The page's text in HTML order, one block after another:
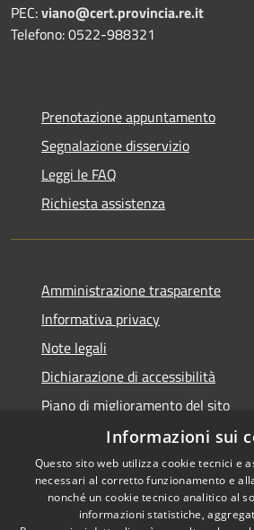
PEC:viano@cert.provincia.re.it
Telefono: 0522-988321
Prenotazione appuntamento
Segnalazione disservizio
Leggi le FAQ
Richiesta assistenza
Amministrazione trasparente
Informativa privacy
Note legali
Dichiarazione di accessibilità
Piano di miglioramento del sito
Accessibilità
Informazioni sui
Questo sito web utilizza cookie tecnici e
necessari al corretto funzionamento e
nonché un cookie tecnico analitico al
informazioni statistiche,